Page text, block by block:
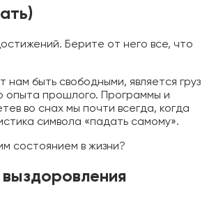
Берите от него все, что
быть свободными, является груз
опыта прошлого. Программы и
во снах мы почти всегда, когда
символа «падать самому».
состоянием в жизни?